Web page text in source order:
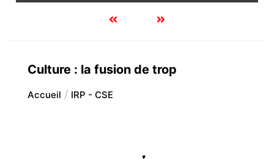
Culture : la fusion de trop
Accueil IRP - CSE